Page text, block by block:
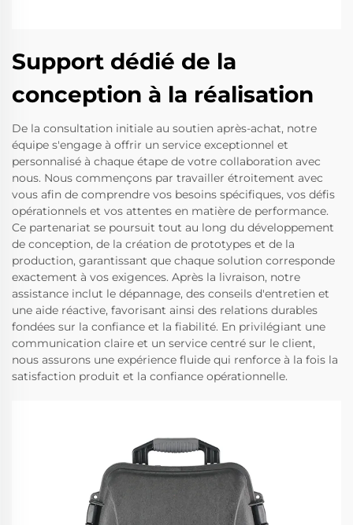
Support dédié de la
conception à la réalisation
De la consultation initiale au soutien après-achat, notre
équipe s'engage à offrir un service exceptionnel et
personnalisé à chaque étape de votre collaboration avec
nous. Nous commençons par travailler étroitement avec
vous afin de comprendre vos besoins spécifiques, vos défis
opérationnels et vos attentes en matière de performance.
Ce partenariat se poursuit tout au long du développement
de conception, de la création de prototypes et de la
production, garantissant que chaque solution corresponde
exactement à vos exigences. Après la livraison, notre
assistance inclut le dépannage, des conseils d'entretien et
une aide réactive, favorisant ainsi des relations durables
fondées sur la confiance et la fiabilité. En privilégiant une
communication claire et un service centré sur le client,
nous assurons une expérience fluide qui renforce à la fois la
satisfaction produit et la confiance opérationnelle.